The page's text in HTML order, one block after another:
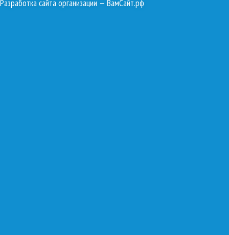
Разработка сайта организации — ВамСайт.рф